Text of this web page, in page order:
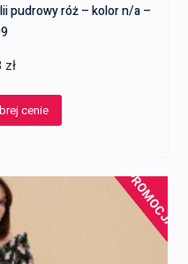
pudrowy róż – kolor n/a –
zł
cenie
PROMOCJA!